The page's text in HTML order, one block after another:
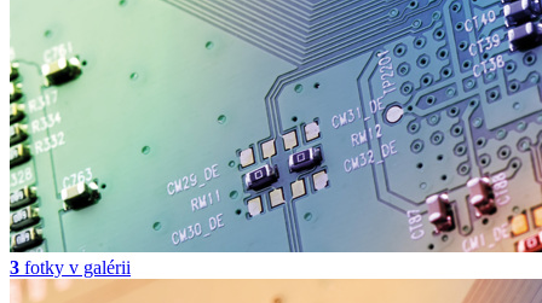
3 fotky v galérii